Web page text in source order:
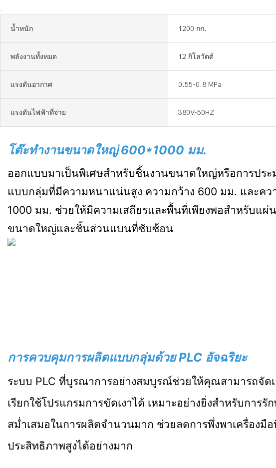
น้ำหนัก 1200 กก.
พลังงานทั้งหมด 12 กิโลวัตต์
แรงดันอากาศ 0.55-0.8 MPa
แรงดันไฟฟ้าที่จ่าย 380V-50HZ
โต๊ะทำงานขนาดใหญ่ 600*1000 มม.
ออกแบบมาเป็นพิเศษสำหรับชิ้นงานขนาดใหญ่หรือการประ
แบบกลุ่มที่มีความหนาแน่นสูง ความกว้าง 600 มม. และคว
1000 มม. ช่วยให้มีความเสถียรและพื้นที่เพียงพอสำหรับแผ่
ขนาดใหญ่และชิ้นส่วนแบนที่ซับซ้อน
การควบคุมการผลิตแบบกลุ่มด้วย PLC อัจฉริยะ
ระบบ PLC ที่บูรณาการอย่างสมบูรณ์ช่วยให้คุณสามารถจัด
เรียกใช้โปรแกรมการขัดเงาได้ เหมาะอย่างยิ่งสำหรับการรั
สม่ำเสมอในการผลิตจำนวนมาก ช่วยลดการพึ่งพาเครื่องมื
ประสิทธิภาพสูงได้อย่างมาก